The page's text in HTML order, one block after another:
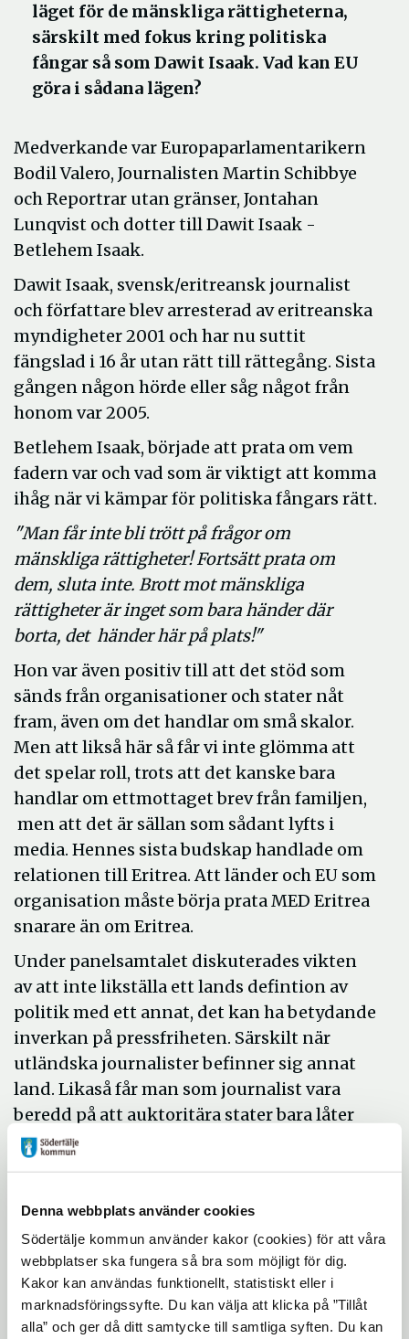
Denna webbplats använder cookies
Södertälje kommun använder kakor (cookies) för att våra
webbplatser ska fungera så bra som möjligt för dig.
Kakor kan användas funktionellt, statistiskt eller i
marknadsföringssyfte. Du kan välja att klicka på ”Tillåt
alla” och ger då ditt samtycke till samtliga syften. Du kan
läget för de mänskliga rättigheterna,
särskilt med fokus kring politiska
fångar så som Dawit Isaak. Vad kan EU
göra i sådana lägen?
Medverkande var Europaparlamentarikern
Bodil Valero, Journalisten Martin Schibbye
och Reportrar utan gränser, Jontahan
Lunqvist och dotter till Dawit Isaak -
Betlehem Isaak.
Dawit Isaak, svensk/eritreansk journalist
och författare blev arresterad av eritreanska
myndigheter 2001 och har nu suttit
fängslad i 16 år utan rätt till rättegång. Sista
gången någon hörde eller såg något från
honom var 2005.
Betlehem Isaak, började att prata om vem
fadern var och vad som är viktigt att komma
ihåg när vi kämpar för politiska fångars rätt.
"Man får inte bli trött på frågor om
mänskliga rättigheter! Fortsätt prata om
dem, sluta inte. Brott mot mänskliga
rättigheter är inget som bara händer där
borta, det händer här på plats!"
Hon var även positiv till att det stöd som
sänds från organisationer och stater nåt
fram, även om det handlar om små skalor.
Men att likså här så får vi inte glömma att
det spelar roll, trots att det kanske bara
handlar om ettmottaget brev från familjen,
men att det är sällan som sådant lyfts i
media. Hennes sista budskap handlade om
relationen till Eritrea. Att länder och EU som
organisation måste börja prata MED Eritrea
snarare än om Eritrea.
Under panelsamtalet diskuterades vikten
av att inte likställa ett lands defintion av
politik med ett annat, det kan ha betydande
inverkan på pressfriheten. Särskilt när
utländska journalister befinner sig annat
land. Likaså får man som journalist vara
beredd på att auktoritära stater bara låter
sig se vad de vill att du ska se. I Eritrea finns
ingen självklarhet och ett alternativ för
väldigt få innevånare, men det positiva är
att ännu verkar inte några särskilda
hemsidor vara blockerade.
Martin Schibbye uttryckte att det nu ändå